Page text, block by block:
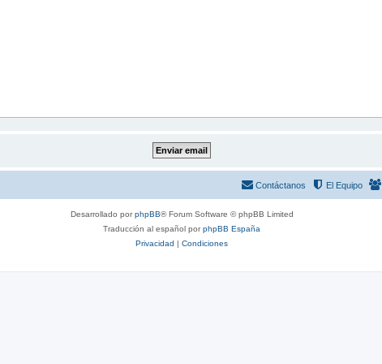
El Equipo
Contáctanos
Desarrollado porphpBB® Forum Software © phpBB Limited
Traducción al español porphpBB España
Privacidad | Condiciones